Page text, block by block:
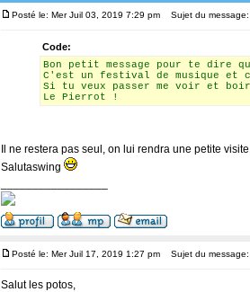
Posté le: Mer Juil 03, 2019 7:29 pm Sujet du message:
Code:
Bon petit message pour te dire
C'est un festival de musique et
Si tu veux passer me voir et
Le Pierrot !
Il ne restera pas seul, on lui rendra une petite
Salutaswing
Posté le: Mer Juil 17, 2019 1:27 pm Sujet du message:
Salut les potos,